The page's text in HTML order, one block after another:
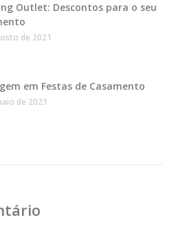
Outlet: Descontos para o seu
de 2021
em Festas de Casamento
de 2021